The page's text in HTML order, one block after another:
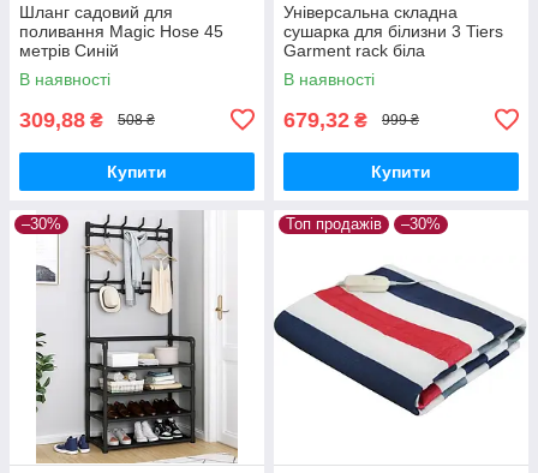
Шланг садовий для
поливання Magic Hose 45
метрів Синій
В наявності
309,88 ₴ 508 ₴
Купити
Універсальна складна
сушарка для білизни 3 Tiers
Garment rack біла
В наявності
679,32 ₴ 999 ₴
Купити
–30% Топ продажів –30%